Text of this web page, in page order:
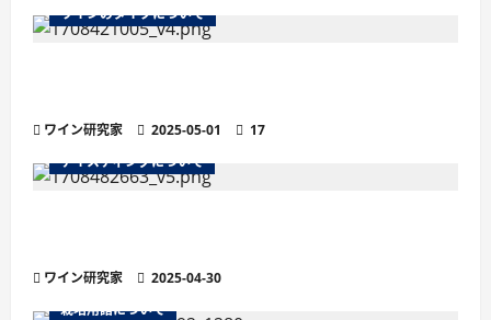
ワインのタイプについて
ワイン研究家 2025-05-01
17
テイスティングについて
ワイン研究家
2025-04-30
栽培用語について